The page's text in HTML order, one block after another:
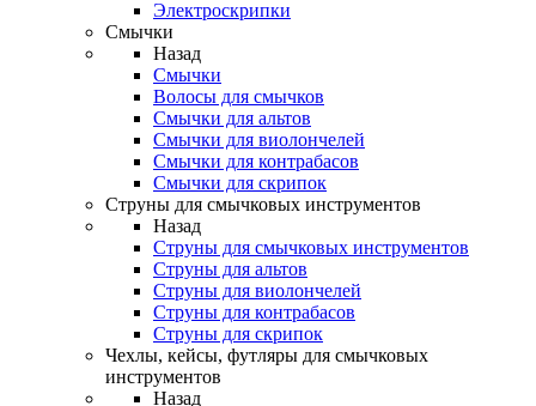
Электроскрипки
Смычки
Назад
Смычки
Волосы для смычков
Смычки для альтов
Смычки для виолончелей
Смычки для контрабасов
Смычки для скрипок
Струны для смычковых инструментов
Назад
Струны для смычковых инструментов
Струны для альтов
Струны для виолончелей
Струны для контрабасов
Струны для скрипок
Чехлы, кейсы, футляры для смычковых
инструментов
Назад